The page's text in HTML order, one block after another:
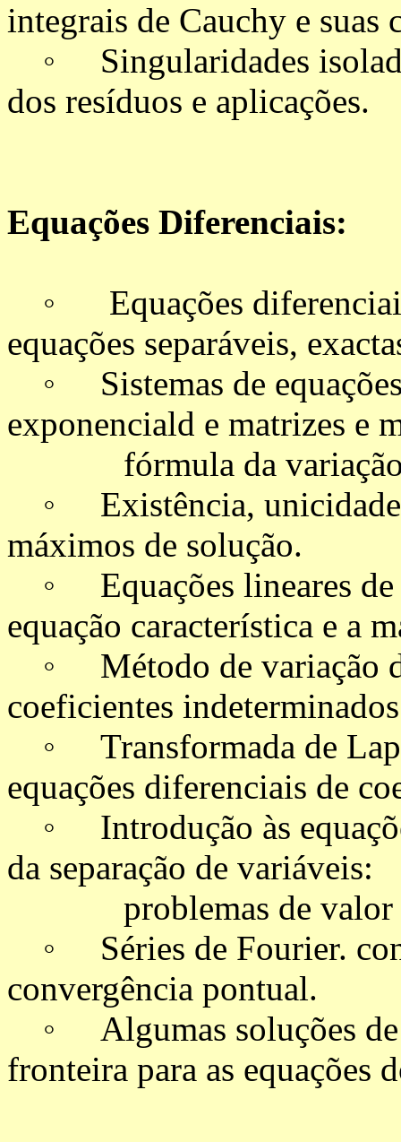
integrais de Cauchy e suas
◦ Singularidades
dos resíduos e aplicações.
Equações Diferenciais:
◦ Equações diferenciais
equações separáveis,
◦ Sistemas de
exponenciald e matrizes e
fórmula da variação
◦ Existência, unicidade
máximos de solução.
◦ Equações lineares de
equação característica e a
◦ Método de variação
coeficientes
◦ Transformada de
equações diferenciais de
◦ Introdução às
da separação de variáveis:
problemas de valor
◦ Séries de Fourier.
convergência pontual.
◦ Algumas soluções de
fronteira para as equações